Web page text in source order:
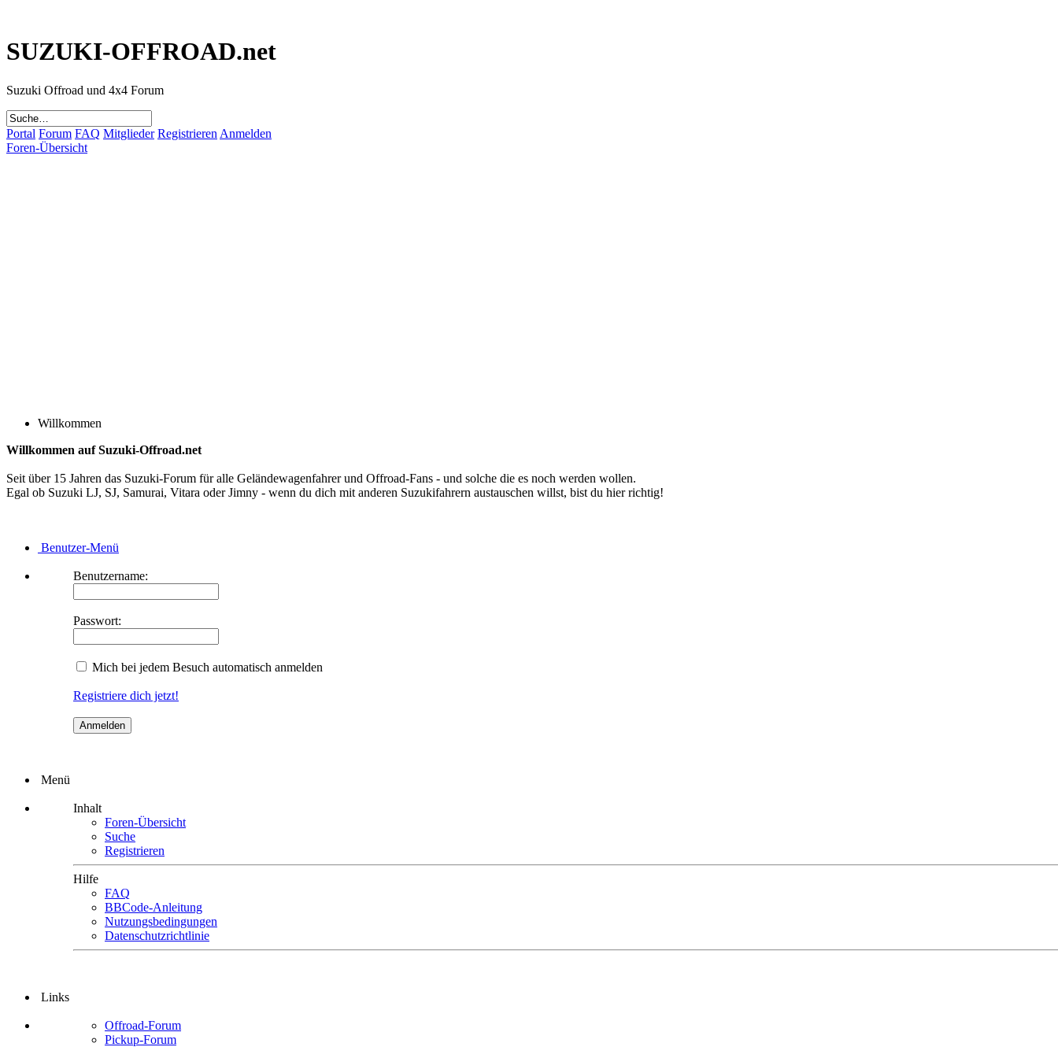
SUZUKI-OFFROAD.net
Suzuki Offroad und 4x4 Forum
Portal Forum FAQ Mitglieder Registrieren Anmelden
Foren-Übersicht
Willkommen
Willkommen auf Suzuki-Offroad.net
Seit über 15 Jahren das Suzuki-Forum für alle Geländewagenfahrer und Offroad-Fans - und solche die es noch werden wollen.
Egal ob Suzuki LJ, SJ, Samurai, Vitara oder Jimny - wenn du dich mit anderen Suzukifahrern austauschen willst, bist du hier richtig!
Benutzer-Menü
Benutzername:
Passwort:
Mich bei jedem Besuch automatisch anmelden
Registriere dich jetzt!
Menü
Inhalt
Foren-Übersicht
Suche
Registrieren
Hilfe
FAQ
BBCode-Anleitung
Nutzungsbedingungen
Datenschutzrichtlinie
Links
Offroad-Forum
Pickup-Forum